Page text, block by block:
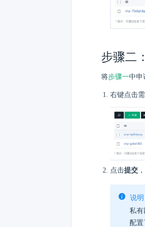
步骤二
将步骤一中申
右键点击
点击提交
说明
私有
配置